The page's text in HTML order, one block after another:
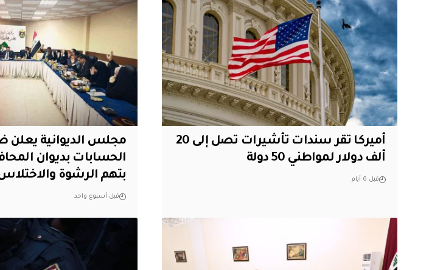
أميركا تقر سندات تأشيرات تصل إلى 20
ألف دولار لمواطني 50 دولة
قبل 6 أيام
مجلس الديوانية
الحسابات بديوان
بتهم الرشوة
قبل أسبوع واحد